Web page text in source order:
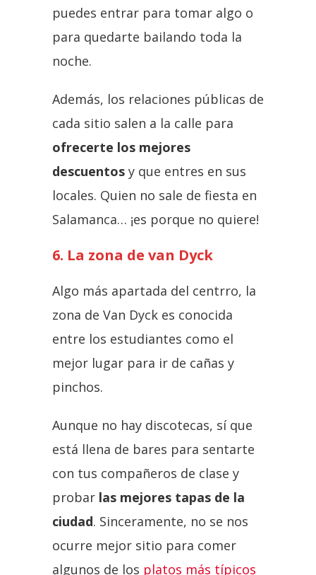
puedes entrar para tomar algo o
para quedarte bailando toda la
noche.
Además, los relaciones públicas de
cada sitio salen a la calle para
ofrecerte los mejores
descuentos y que entres en sus
locales. Quien no sale de fiesta en
Salamanca… ¡es porque no quiere!
6. La zona de van Dyck
Algo más apartada del centrro, la
zona de Van Dyck es conocida
entre los estudiantes como el
mejor lugar para ir de cañas y
pinchos.
Aunque no hay discotecas, sí que
está llena de bares para sentarte
con tus compañeros de clase y
probar las mejores tapas de la
ciudad. Sinceramente, no se nos
ocurre mejor sitio para comer
algunos de los platos más típicos